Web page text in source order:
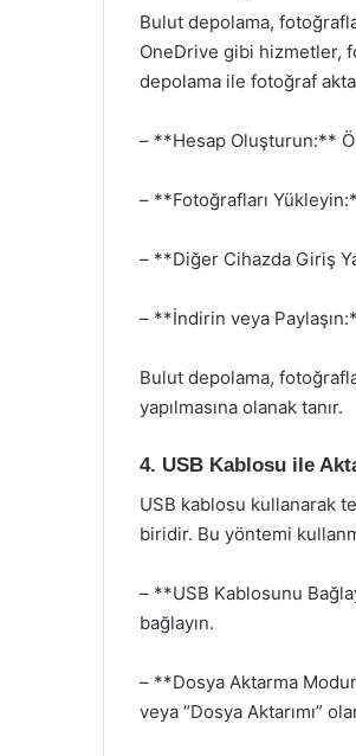
Bulut depolama,
OneDrive gibi hizmetler,
depolama ile fotoğraf
– **Hesap Oluşturun:**
– **Fotoğrafları
– **Diğer Cihazda Giriş
– **İndirin veya
Bulut depolama,
yapılmasına olanak tanır.
4. USB Kablosu ile
USB kablosu kullanarak
biridir. Bu yöntemi
– **USB Kablosunu
bağlayın.
– **Dosya Aktarma
veya “Dosya Aktarımı”